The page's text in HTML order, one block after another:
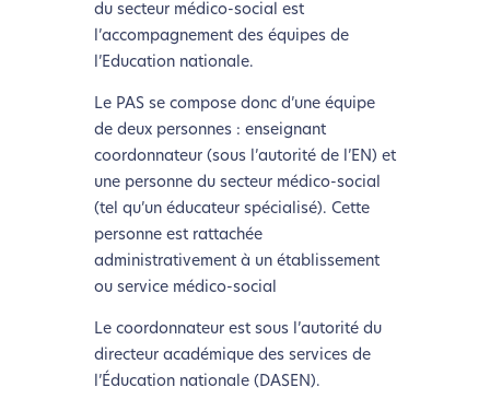
du secteur médico-social est
l’accompagnement des équipes de
l’Education nationale.
Le PAS se compose donc d’une équipe
de deux personnes : enseignant
coordonnateur (sous l’autorité de l’EN) et
une personne du secteur médico-social
(tel qu’un éducateur spécialisé). Cette
personne est rattachée
administrativement à un établissement
ou service médico-social
Le coordonnateur est sous l’autorité du
directeur académique des services de
l’Éducation nationale (DASEN).